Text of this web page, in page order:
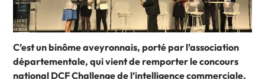
C’est un binôme aveyronnais, porté par l’association
départementale, qui vient de remporter le concours
national DCF Challenge de l’intelligence commerciale,